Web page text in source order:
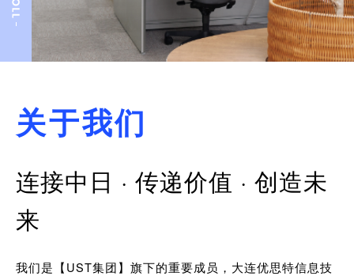
关于我们
连接中日 · 传递价值 · 创造未
来
我们是【UST集团】旗下的重要成员，大连优思特信息技